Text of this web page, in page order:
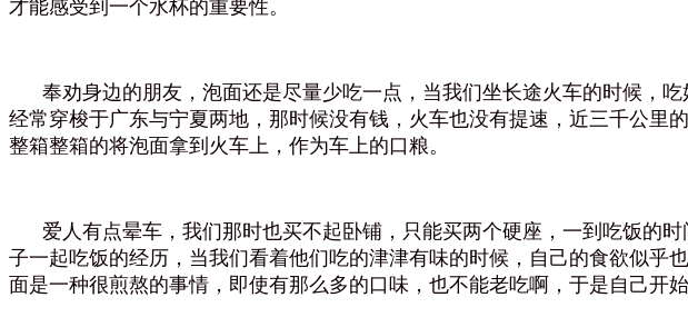
才能感受到一个水杯的重要性。
奉劝身边的朋友，泡面还是尽量少吃一点，当我们坐长途火车的时候，
经常穿梭于广东与宁夏两地，那时候没有钱，火车也没有提速，近三千公里
整箱整箱的将泡面拿到火车上，作为车上的口粮。
爱人有点晕车，我们那时也买不起卧铺，只能买两个硬座，一到吃饭的
子一起吃饭的经历，当我们看着他们吃的津津有味的时候，自己的食欲似
面是一种很煎熬的事情，即使有那么多的口味，也不能老吃啊，于是自己开